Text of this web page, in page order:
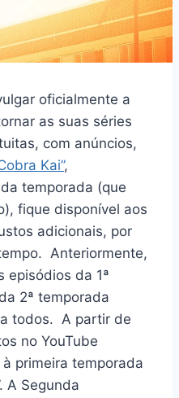
oficialmente a
as suas séries
com anúncios,
Kai”,
temporada (que
fique disponível aos
adicionais, por
Anteriormente,
episódios da 1ª
2ª temporada
todos. A partir de
no YouTube
primeira temporada
A Segunda